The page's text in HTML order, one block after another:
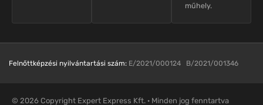
műhely.
Felnőttképzési nyilvántartási szám: E/2021/000124 B/2021/001346
© 2026 Copyright Expert Express Kft. · Minden jog fenntartva